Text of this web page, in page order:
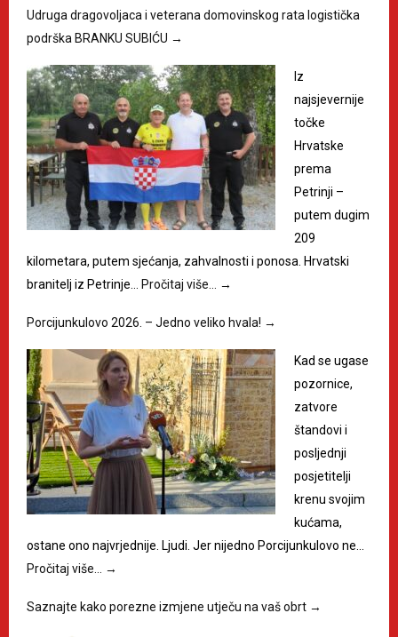
Udruga dragovoljaca i veterana domovinskog rata logistička
podrška BRANKU SUBIĆU →
Iz
najsjevernije
točke
Hrvatske
prema
Petrinji –
putem dugim
209
kilometara, putem sjećanja, zahvalnosti i ponosa. Hrvatski
branitelj iz Petrinje… Pročitaj više… →
Porcijunkulovo 2026. – Jedno veliko hvala! →
Kad se ugase
pozornice,
zatvore
štandovi i
posljednji
posjetitelji
krenu svojim
kućama,
ostane ono najvrjednije. Ljudi. Jer nijedno Porcijunkulovo ne…
Pročitaj više… →
Saznajte kako porezne izmjene utječu na vaš obrt →